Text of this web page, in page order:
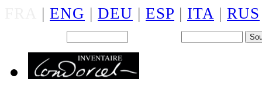
| ENG | DEU | ESP | ITA | RUS